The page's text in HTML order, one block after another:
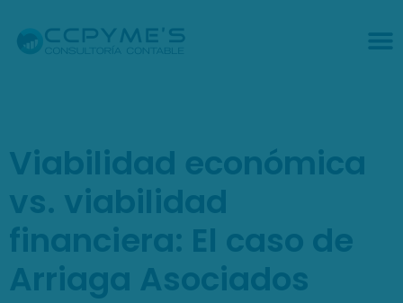
Viabilidad económica
vs. viabilidad
financiera: El caso de
Arriaga Asociados